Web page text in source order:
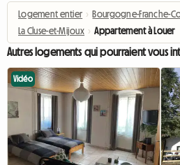
Logement entier › Bourgogne-Franche-
La Cluse-et-Mijoux › Appartement à Louer
Autres logements qui pourraient vous
Vidéo